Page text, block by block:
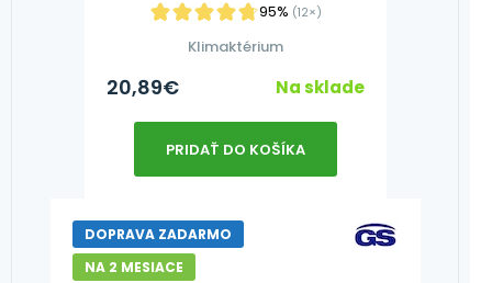
95% (12×)
Klimaktérium
20,89€ Na sklade
PRIDAŤ DO KOŠÍKA
DOPRAVA ZADARMO
NA 2 MESIACE